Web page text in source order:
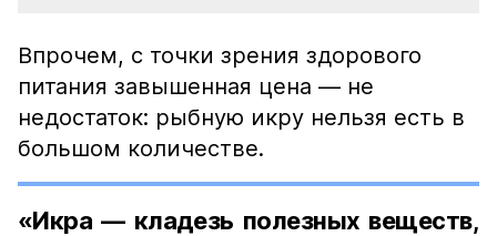
Впрочем, с точки зрения здорового
питания завышенная цена — не
недостаток: рыбную икру нельзя есть в
большом количестве.
«Икра — кладезь полезных веществ,